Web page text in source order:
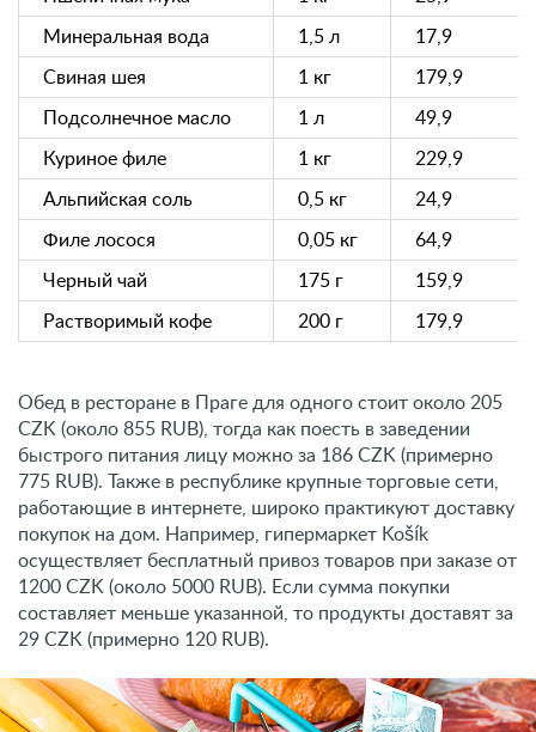
Минеральная вода
1,5 л
17,9
Свиная шея
1 кг
179,9
Подсолнечное масло
1 л
49,9
Куриное филе
1 кг
229,9
Альпийская соль
0,5 кг
24,9
Филе лосося
0,05 кг
64,9
Черный чай
175 г
159,9
Растворимый кофе
200 г 179,9
Обед в ресторане в Праге для одного стоит около 205
CZK (около 855 RUB), тогда как поесть в заведении
быстрого питания лицу можно за 186 CZK (примерно
775 RUB). Также в республике крупные торговые сети,
работающие в интернете, широко практикуют доставку
покупок на дом. Например, гипермаркет Košík
осуществляет бесплатный привоз товаров при заказе от
1200 CZK (около 5000 RUB). Если сумма покупки
составляет меньше указанной, то продукты доставят за
29 CZK (примерно 120 RUB).